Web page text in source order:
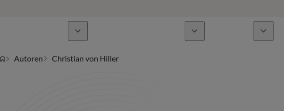
Autoren Christian von Hiller